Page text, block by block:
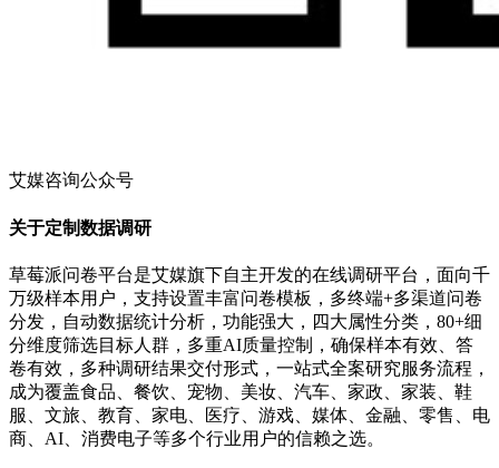
艾媒咨询公众号
关于定制数据调研
草莓派问卷平台是艾媒旗下自主开发的在线调研平台，面向千
万级样本用户，支持设置丰富问卷模板，多终端+多渠道问卷
分发，自动数据统计分析，功能强大，四大属性分类，80+细
分维度筛选目标人群，多重AI质量控制，确保样本有效、答
卷有效，多种调研结果交付形式，一站式全案研究服务流程，
成为覆盖食品、餐饮、宠物、美妆、汽车、家政、家装、鞋
服、文旅、教育、家电、医疗、游戏、媒体、金融、零售、电
商、AI、消费电子等多个行业用户的信赖之选。